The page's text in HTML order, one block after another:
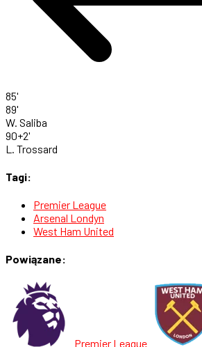
85'
89'
W. Saliba
90+2'
L. Trossard
Tagi:
Premier League
Arsenal Londyn
West Ham United
Powiązane:
Premier League